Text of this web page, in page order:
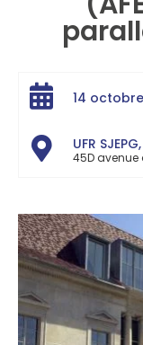
14
UFR
45D avenue